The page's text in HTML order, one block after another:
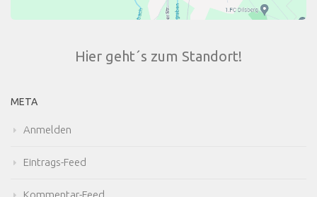
Hier geht´s zum Standort!
META
Anmelden
Eintrags-Feed